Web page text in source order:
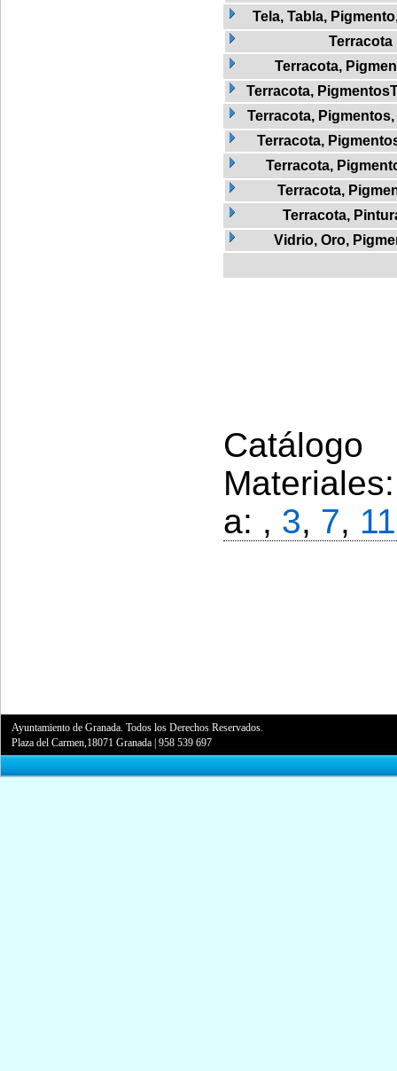
Tela, Tabla,
Terracota
Terracota,
Terracota,
Terracota,
Terracota,
Terracota,
Terracota,
Terracota,
Vidrio, Oro,
a: , 3, 7, 11
Ayuntamiento de Granada. Todos los Derechos Reservados.
Plaza del Carmen,18071 Granada |958 539 697